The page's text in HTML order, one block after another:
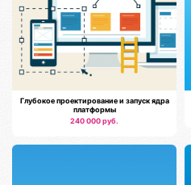
Глубокое проектирование и запуск ядра
платформы
240 000 руб.